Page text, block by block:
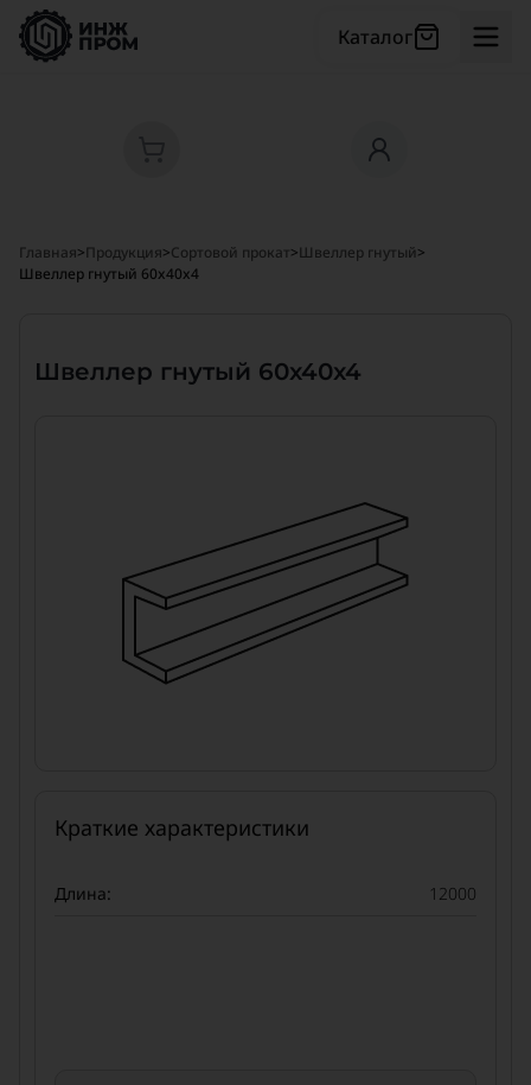
Каталог
Главная>Продукция>Сортовой прокат>Швеллер гнутый>
Швеллер гнутый 60x40x4
Швеллер гнутый 60x40x4
Краткие характеристики
Длина: 12000